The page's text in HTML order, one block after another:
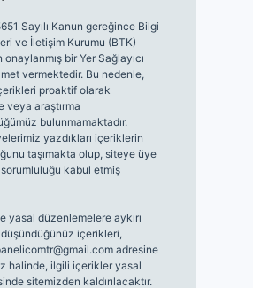
Sayılı Kanun gereğince Bilgi
ve İletişim Kurumu (BTK)
onaylanmış bir Yer Sağlayıcı
vermektedir. Bu nedenle,
proaktif olarak
veya araştırma
bulunmamaktadır.
yazdıkları içeriklerin
taşımakta olup, siteye üye
kabul etmiş
yasal düzenlemelere aykırı
içerikleri,
adresine
halinde, ilgili içerikler yasal
sitemizden kaldırılacaktır.